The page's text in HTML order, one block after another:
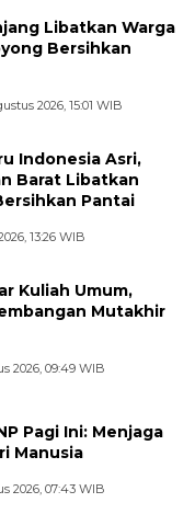
Libatkan Warga
Bersihkan
2026, 15:01 WIB
Indonesia Asri,
Barat Libatkan
Pantai
13:26 WIB
Kuliah Umum,
Mutakhir
2026, 09:49 WIB
Pagi Ini: Menjaga
Manusia
2026, 07:43 WIB